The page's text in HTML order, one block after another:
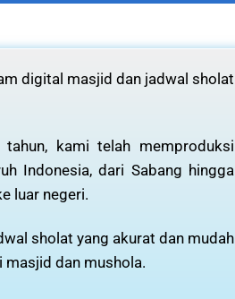
digital masjid dan jadwal sholat
kami telah memproduksi
Indonesia, dari Sabang hingga
luar negeri.
sholat yang akurat dan mudah
dan mushola.